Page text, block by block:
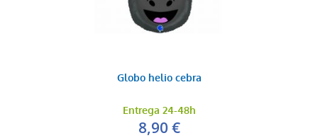
Globo helio cebra
Entrega 24-48h
8,90 €